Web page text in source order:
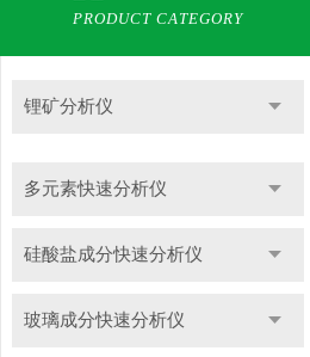
PRODUCT CATEGORY
锂矿分析仪
多元素快速分析仪
硅酸盐成分快速分析仪
玻璃成分快速分析仪